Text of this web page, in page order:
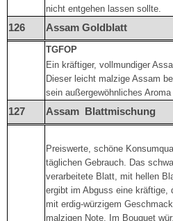
nicht entgehen lassen sollte.
126 Assam Goldblatt
TGFOP
Ein kräftiger, vollmundiger
Dieser leicht malzige Assam
sein außergewöhnliches Aroma
127 Assam Blattmischung
Preiswerte, schöne
täglichen Gebrauch. Das
verarbeitete Blatt, mit hellen
ergibt im Abguss eine kräftige,
mit erdig-würzigem
malzigen Note. Im Bouquet